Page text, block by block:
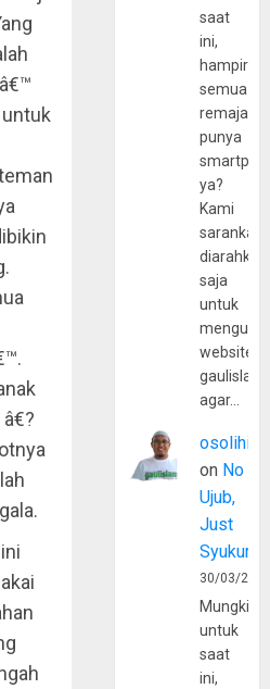
saat
ini,
hampir
semua
remaja
punya
ya?
Kami
sarankan,
diarahkan
saja
untuk
website
agar…
osolihin
on No
Ujub,
Just
Syukur
30/03/
Mungkin
untuk
saat
ini,